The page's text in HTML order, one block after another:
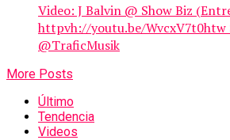
Video: J Balvin @ Show Biz
httpvh://youtu.be/WvcxV7t0htw
@TraficMusik
More Posts
Último
Tendencia
Videos